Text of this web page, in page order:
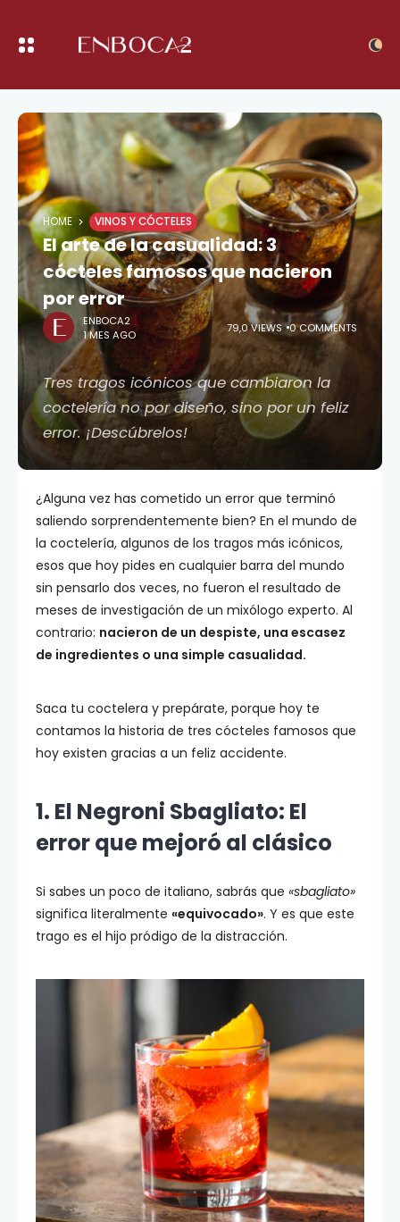
HOME VINOS Y CÓCTELES
El arte de la casualidad: 3
cócteles famosos que nacieron
por error
ENBOCA2
1 MES AGO
79,0 VIEWS 0 COMMENTS
Tres tragos icónicos que cambiaron la
coctelería no por diseño, sino por un feliz
error. ¡Descúbrelos!
¿Alguna vez has cometido un error que terminó
saliendo sorprendentemente bien? En el mundo de
la coctelería, algunos de los tragos más icónicos,
esos que hoy pides en cualquier barra del mundo
sin pensarlo dos veces, no fueron el resultado de
meses de investigación de un mixólogo experto. Al
contrario: nacieron de un despiste, una escasez
de ingredientes o una simple casualidad.
Saca tu coctelera y prepárate, porque hoy te
contamos la historia de tres cócteles famosos que
hoy existen gracias a un feliz accidente.
1. El Negroni Sbagliato: El
error que mejoró al clásico
Si sabes un poco de italiano, sabrás que «sbagliato»
significa literalmente «equivocado». Y es que este
trago es el hijo pródigo de la distracción.